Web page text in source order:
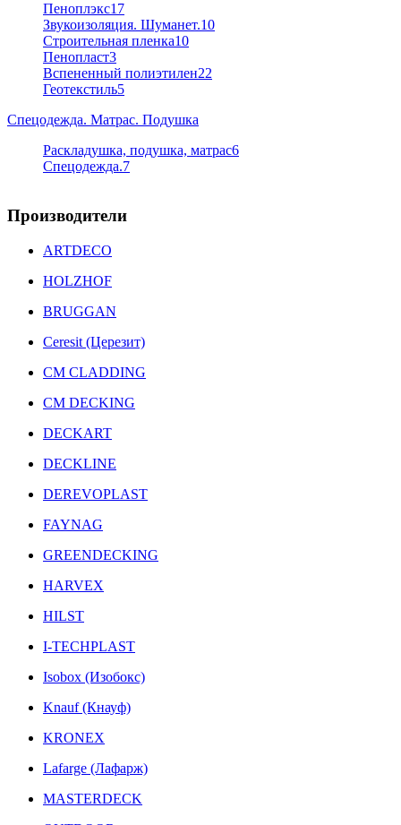
Пеноплэкс17
Звукоизоляция. Шуманет.10
Строительная пленка10
Пенопласт3
Вспененный полиэтилен22
Геотекстиль5
Спецодежда. Матрас. Подушка
Раскладушка, подушка, матрас6
Спецодежда.7
Производители
ARTDECO
HOLZHOF
BRUGGAN
Ceresit (Церезит)
CM CLADDING
CM DECKING
DECKART
DECKLINE
DEREVOPLAST
FAYNAG
GREENDECKING
HARVEX
HILST
I-TECHPLAST
Isobox (Изобокс)
Knauf (Кнауф)
KRONEX
Lafarge (Лафарж)
MASTERDECK